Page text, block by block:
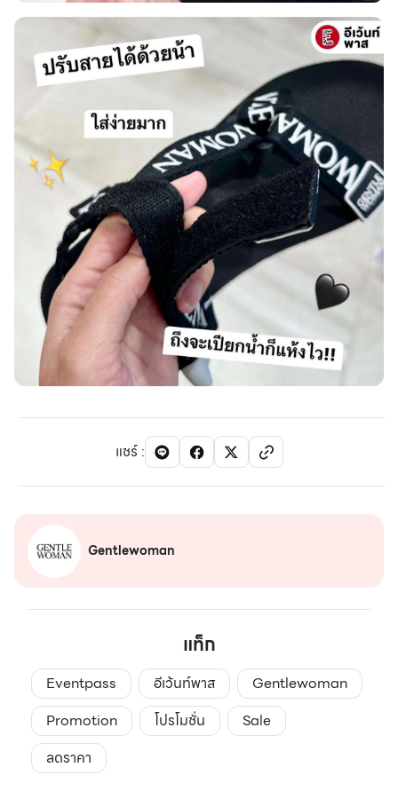
แชร์:
Gentlewoman
แท็ก
Eventpass อีเว้นท์พาส
Gentlewoman
Promotion
โปรโมชั่น
Sale
ลดราคา